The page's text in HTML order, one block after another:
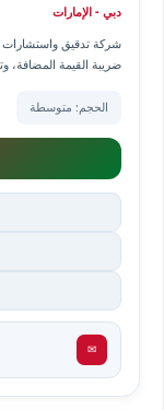
دبي - الإمارات
شركة تدقيق واستشارات
ضريبة القيمة
الحجم: متوسطة
✉